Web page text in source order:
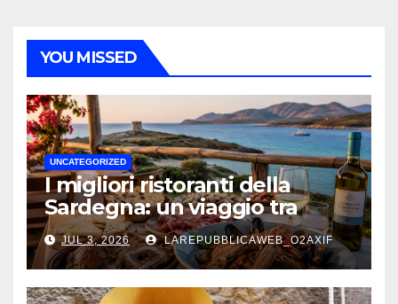
YOU MISSED
UNCATEGORIZED
I migliori ristoranti della
Sardegna: un viaggio tra
mare, tradizione e sapori
autentici
JUL 3, 2026 LAREPUBBLICAWEB_O2AXIF